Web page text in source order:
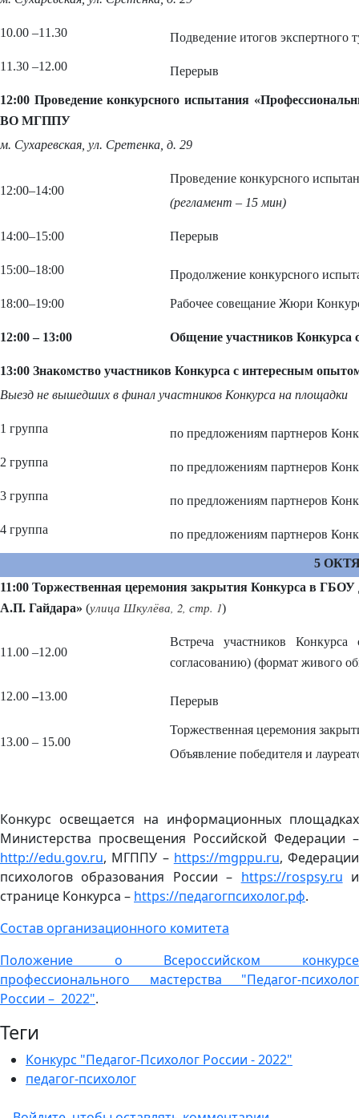
10.00 –11.30 Подведение итогов экспертного
11.30 –12.00 Перерыв
12:00 Проведение конкурсного испытания
ВО МГППУ
м. Сухаревская, ул. Сретенка, д. 29
12:00–14:00
Проведение конкурсного
(регламент – 15 мин)
14:00–15:00 Перерыв
15:00–18:00 Продолжение конкурсного
18:00–19:00 Рабочее совещание Жюри
12:00– 13:00 Общение участников Конкурса
13:00 Знакомство участников Конкурса с интересным
Выезд не вышедших в финал участников Конкурса на площадки
1 группа по предложениям партнеров
2 группа по предложениям партнеров
3 группа по предложениям партнеров
4 группа по предложениям партнеров
5
11:00 Торжественная церемония закрытия Конкурса в
А.П. Гайдара» (улица Шкулёва, 2, стр. 1)
11.00 –12.00
Встреча участников
согласованию) (формат живого
12.00–13.00 Перерыв
13.00 – 15.00
Торжественная церемония
Объявление победителя и
Конкурс освещается на информационных площадках
Министерства просвещения Российской Федерации –
http://edu.gov.ru, МГППУ – https://mgppu.ru, Федерации
психологов образования России – https://rospsy.ru и
странице Конкурса – https://педагогпсихолог.рф.
Состав организационного комитета
Положение о Всероссийском конкурсе
профессионального мастерства "Педагог-психолог
России – 2022".
Теги
Конкурс "Педагог-Психолог России - 2022"
педагог-психолог